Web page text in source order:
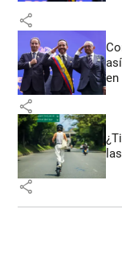
share
en
share
share